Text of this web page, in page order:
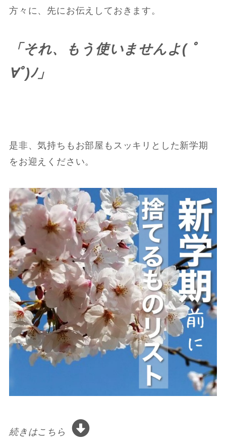
方々に、先にお伝えしておきます。
「それ、もう使いませんよ( ﾟ
∀ﾟ)ﾉ」
是非、気持ちもお部屋もスッキリとした新学期
をお迎えください。
続きはこちら